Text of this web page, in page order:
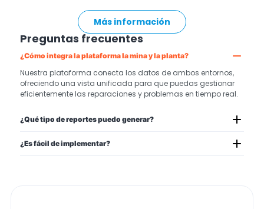
Más información
Preguntas frecuentes
¿Cómo integra la plataforma la mina y la planta?
Nuestra plataforma conecta los datos de ambos entornos,
ofreciendo una vista unificada para que puedas gestionar
eficientemente las reparaciones y problemas en tiempo real.
¿Qué tipo de reportes puedo generar?
¿Es fácil de implementar?